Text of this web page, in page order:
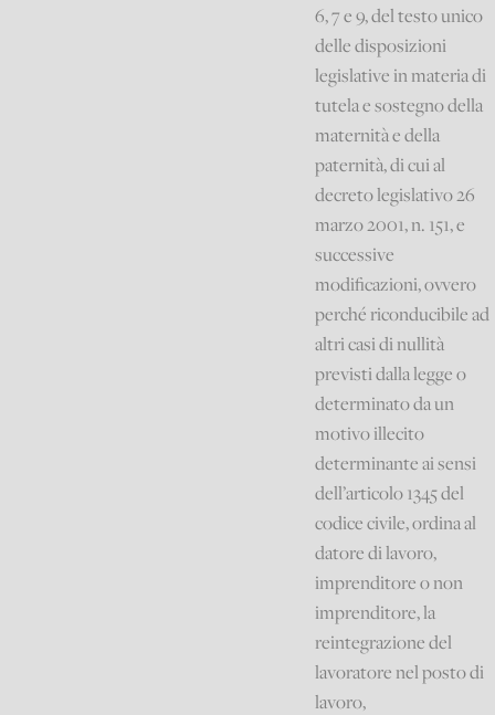
6, 7 e 9, del testo unico
delle disposizioni
legislative in materia di
tutela e sostegno della
maternità e della
paternità, di cui al
decreto legislativo 26
marzo 2001, n. 151, e
successive
modificazioni, ovvero
perché riconducibile ad
altri casi di nullità
previsti dalla legge o
determinato da un
motivo illecito
determinante ai sensi
dell’articolo 1345 del
codice civile, ordina al
datore di lavoro,
imprenditore o non
imprenditore, la
reintegrazione del
lavoratore nel posto di
lavoro,